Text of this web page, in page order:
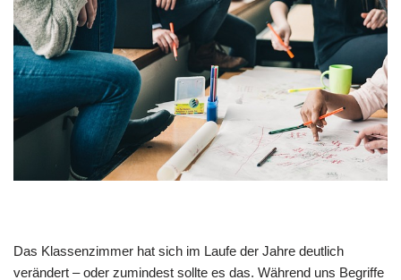
Das Klassenzimmer hat sich im Laufe der Jahre deutlich
verändert – oder zumindest sollte es das. Während uns Begriffe